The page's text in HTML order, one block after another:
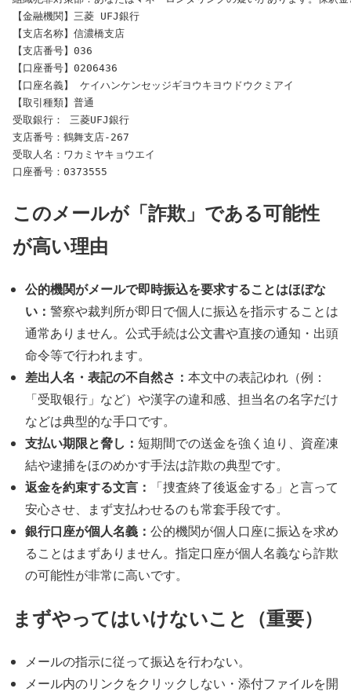
【金融機関】三菱 UFJ銀行
【支店名称】信濃橋支店
【支店番号】036
【口座番号】0206436
【口座名義】 ケイハンケンセッジギヨウキヨウドウクミアイ
【取引種類】普通
受取銀行： 三菱UFJ銀行
支店番号：鶴舞支店-267
受取人名：ワカミヤキョウエイ
このメールが「詐欺」である可能性
が高い理由
公的機関がメールで即時振込を要求することはほぼな
い： 警察や裁判所が即日で個人に振込を指示することは
通常ありません。公式手続は公文書や直接の通知・出頭
命令等で行われます。
差出人名・表記の不自然さ： 本文中の表記ゆれ（例：
「受取银行」など）や漢字の違和感、担当名の名字だけ
などは典型的な手口です。
支払い期限と脅し： 短期間での送金を強く迫り、資産凍
結や逮捕をほのめかす手法は詐欺の典型です。
返金を約束する文言：
「捜査終了後返金する」と言って
安心させ、まず支払わせるのも常套手段です。
銀行口座が個人名義： 公的機関が個人口座に振込を求め
ることはまずありません。指定口座が個人名義なら詐欺
の可能性が非常に高いです。
まずやってはいけないこと（重要）
メールの指示に従って振込を行わない。
メール内のリンクをクリックしない・添付ファイルを開